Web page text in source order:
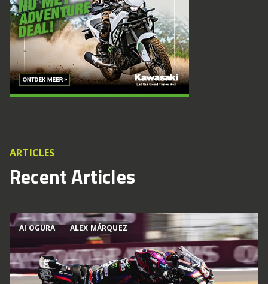
ARTICLES
Recent Articles
AI OGURA ALEX MÁRQUEZ